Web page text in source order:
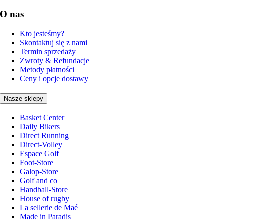
O nas
Kto jesteśmy?
Skontaktuj się z nami
Termin sprzedaży
Zwroty & Refundacje
Metody płatności
Ceny i opcje dostawy
Nasze sklepy
Basket Center
Daily Bikers
Direct Running
Direct-Volley
Espace Golf
Foot-Store
Galop-Store
Golf and co
Handball-Store
House of rugby
La sellerie de Maé
Made in Paradis